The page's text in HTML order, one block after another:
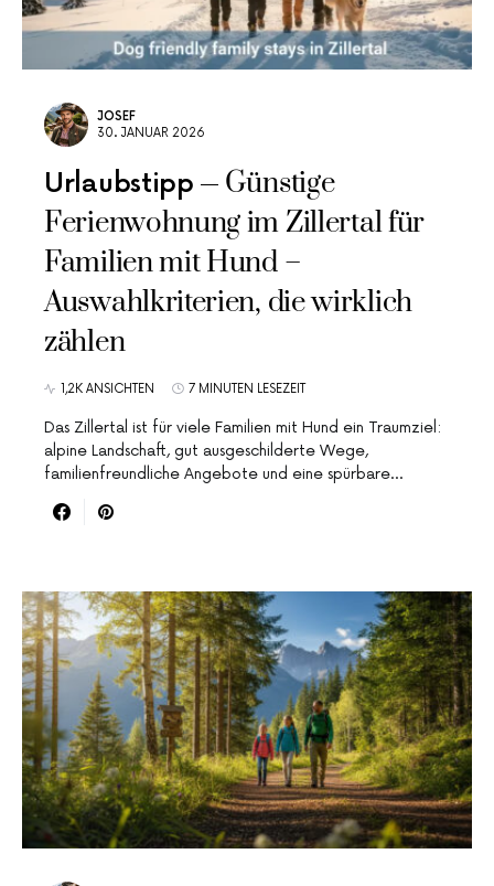
JOSEF
30. JANUAR 2026
Urlaubstipp
Günstige
Ferienwohnung im Zillertal für
Familien mit Hund –
Auswahlkriterien, die wirklich
zählen
1,2K ANSICHTEN 7 MINUTEN LESEZEIT
Das Zillertal ist für viele Familien mit Hund ein Traumziel:
alpine Landschaft, gut ausgeschilderte Wege,
familienfreundliche Angebote und eine spürbare…